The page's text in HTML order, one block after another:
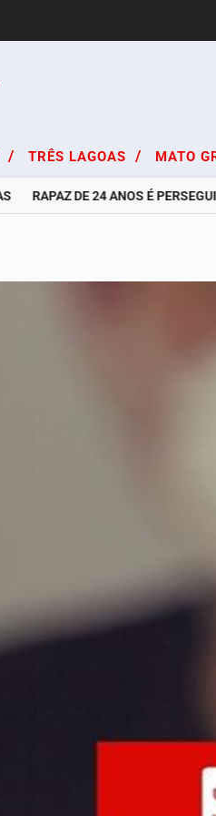
/ TRÊS LAGOAS / MATO
RAPAZ DE 24 ANOS É PERSEGUIDO